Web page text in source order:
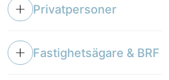
Privatpersoner
Fastighetsägare & BRF